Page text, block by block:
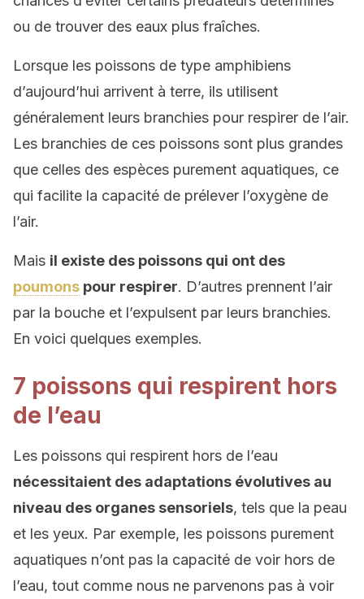
ou de trouver des eaux plus fraîches.
Lorsque les poissons de type amphibiens
d’aujourd’hui arrivent à terre, ils utilisent
généralement leurs branchies pour respirer de l’air.
Les branchies de ces poissons sont plus grandes
que celles des espèces purement aquatiques, ce
qui facilite la capacité de prélever l’oxygène de
l’air.
Mais il existe des poissons qui ont des
poumons pour respirer. D’autres prennent l’air
par la bouche et l’expulsent par leurs branchies.
En voici quelques exemples.
7 poissons qui respirent hors
de l’eau
Les poissons qui respirent hors de l’eau
nécessitaient des adaptations évolutives au
niveau des organes sensoriels, tels que la peau
et les yeux. Par exemple, les poissons purement
aquatiques n’ont pas la capacité de voir hors de
l’eau, tout comme nous ne parvenons pas à voir